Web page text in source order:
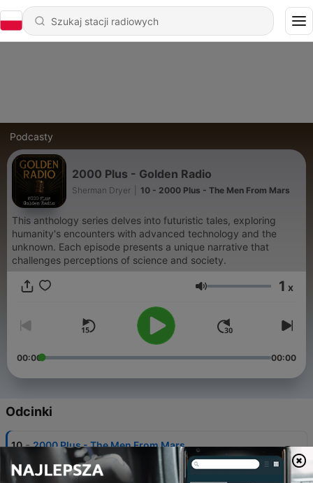
Podcasty
2000 Plus - Golden Radio
Sherman Dryer 10 - 2000 Plus - The Men From Mars
This anthology series delves into futuristic tales, exploring
humanity's encounters with advanced technology and the
unknown. Each episode presents a unique narrative that
challenges perceptions of science and society.
Głośność 1 x
00:00 00:00
Odcinki
10 - 2000 Plus - The Men From Mars
24 maj 2025